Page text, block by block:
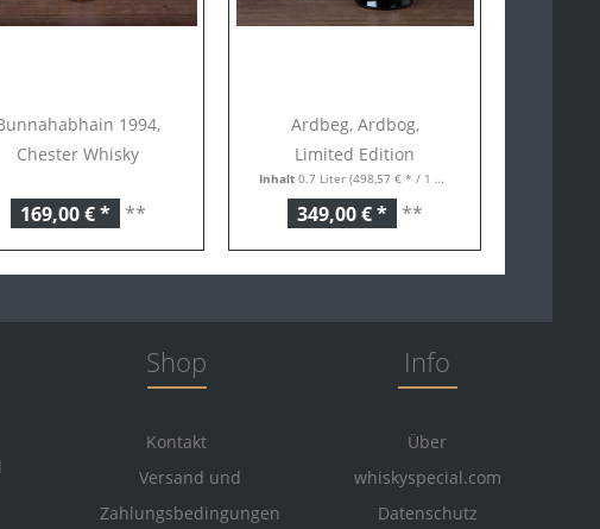
1994,
Chester Whisky
169,00 € * **
Ardbeg, Ardbog,
Limited Edition
Inhalt0.7 Liter(498,57 € * / 1 Liter)
349,00 € * **
Shop
Kontakt
Versand und
Zahlungsbedingungen
Info
Über
whiskyspecial.com
Datenschutz